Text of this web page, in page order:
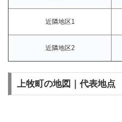
近隣地区1
近隣地区2
上牧町の地図｜代表地点